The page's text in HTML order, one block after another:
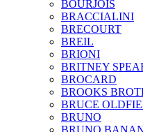
BOURJOIS
BRACCIALINI
BRECOURT
BREIL
BRIONI
BRITNEY
BROCARD
BROOKS
BRUCE
BRUNO
BRUNO